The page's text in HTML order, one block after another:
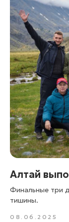
Алтай
Финальные три
тишины.
08.06.2025